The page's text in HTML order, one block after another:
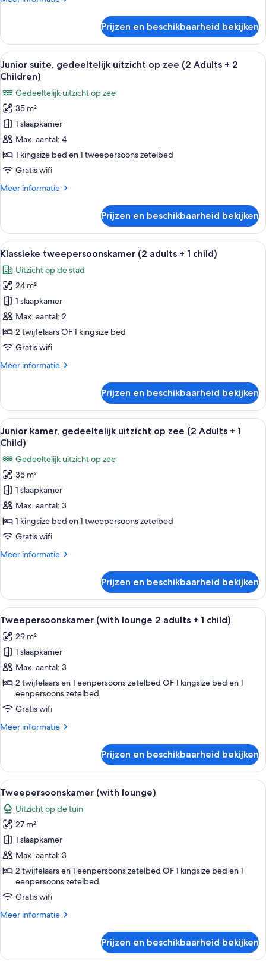
laden
kamer,
uitzicht
op
zee
Prijzen en beschikbaarheid bekijken
Alle
foto's
Junior
suite,
gedeeltelijk
uitzicht
op
zee
Adults
Children)
laden
Een moderne woonkamer met een
6
Junior suite, gedeeltelijk uitzicht op zee (2 Adults + 2
Children)
Gedeeltelijk uitzicht op zee
35 m²
1 slaapkamer
Max. aantal: 4
1 kingsize bed en 1 tweepersoons zetelbed
Gratis wifi
Meer informatie
Meer
suite,
gedeeltelijk
uitzicht
zee
(2
Adults
+
2
Children)
Prijzen en beschikbaarheid bekijken
Alle
foto's
voor
Klassieke
tweepersoonskamer
(2
adults
+
child)
Een hotelkamer met een groot bed,
6
Klassieke tweepersoonskamer (2 adults + 1 child)
Uitzicht op de stad
24 m²
1 slaapkamer
Max. aantal: 2
2 twijfelaars OF 1 kingsize bed
Gratis wifi
Meer informatie
Meer
tweepersoonskamer
(2
adults
+
child)
Prijzen en beschikbaarheid bekijken
Alle
foto's
voor
Junior
kamer,
gedeeltelijk
uitzicht
op
zee
Adults
Child)
laden
Een moderne woonkamer met een
6
Junior kamer, gedeeltelijk uitzicht op zee (2 Adults + 1
Child)
Gedeeltelijk uitzicht op zee
35 m²
1 slaapkamer
Max. aantal: 3
1 kingsize bed en 1 tweepersoons zetelbed
Gratis wifi
Meer informatie
Meer
kamer,
gedeeltelijk
uitzicht
zee
(2
Adults
+
Child)
Prijzen en beschikbaarheid bekijken
Alle
foto's
voor
Tweepersoonskamer
(with
lounge
adults
+
laden
Een moderne woonkamer met een
7
Tweepersoonskamer (with lounge 2 adults + 1 child)
29 m²
1 slaapkamer
Max. aantal: 3
2 twijfelaars en 1 eenpersoons zetelbed OF 1 kingsize bed en 1
eenpersoons zetelbed
Gratis wifi
Meer informatie
Meer
(with
lounge
2
adults
+
child)
Prijzen en beschikbaarheid bekijken
Alle
foto's
voor
Tweepersoonskamer
(with
lounge)
laden
Een slaapkamer met een groot bed,
7
Tweepersoonskamer (with lounge)
Uitzicht op de tuin
27 m²
1 slaapkamer
Max. aantal: 3
2 twijfelaars en 1 eenpersoons zetelbed OF 1 kingsize bed en 1
eenpersoons zetelbed
Gratis wifi
Meer informatie
Meer
(with
Prijzen en beschikbaarheid bekijken